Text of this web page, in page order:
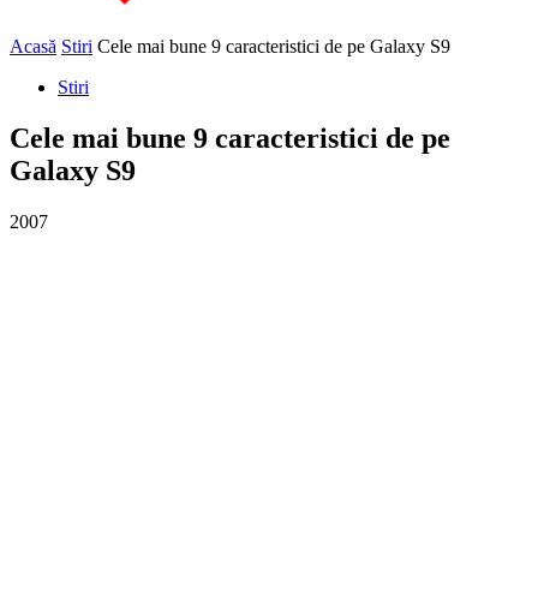
Acasă Stiri Cele mai bune 9 caracteristici de pe Galaxy S9
Stiri
Cele mai bune 9 caracteristici de pe
Galaxy S9
2007